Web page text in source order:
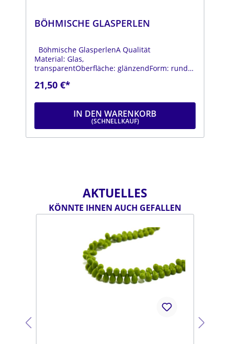
BÖHMISCHE GLASPERLEN
Böhmische GlasperlenA Qualität
Material: Glas,
transparentOberfläche: glänzendForm: rundFa
21,50 €*
IN DEN WARENKORB
AKTUELLES
KÖNNTE IHNEN AUCH GEFALLEN